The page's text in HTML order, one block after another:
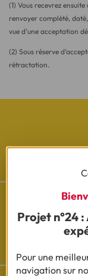
(1) Vous recevrez
renvoyer complété,
vue d'une acceptation
(2) Sous réserve
rétractation.
Projet n°24
Pour une
navigation sur